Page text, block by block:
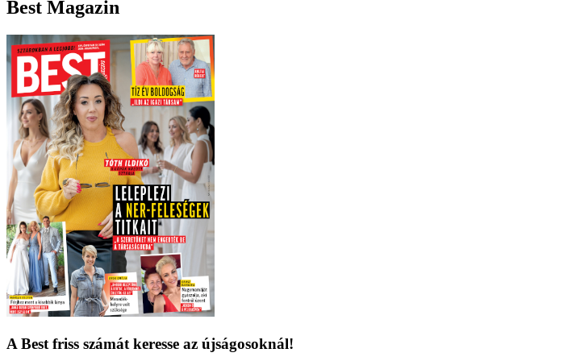
Best Magazin
A Best friss számát keresse az újságosoknál!